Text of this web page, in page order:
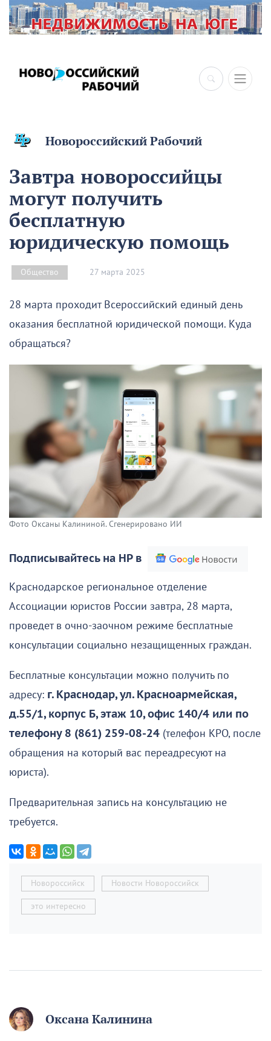
×
Новороссийский Рабочий
Завтра новороссийцы
могут получить
бесплатную
юридическую помощь
Общество 27 марта 2025
28 марта проходит Всероссийский единый день
оказания бесплатной юридической помощи. Куда
обращаться?
Фото Оксаны Калининой. Сгенерировано ИИ
Подписывайтесь на НР в
Краснодарское региональное отделение
Ассоциации юристов России завтра, 28 марта,
проведет в очно-заочном режиме бесплатные
консультации социально незащищенных граждан.
Бесплатные консультации можно получить по
адресу: г. Краснодар, ул. Красноармейская,
д.55/1, корпус Б, этаж 10, офис 140/4 или по
телефону 8 (861) 259-08-24 (телефон КРО, после
обращения на который вас переадресуют на
юриста).
Предварительная запись на консультацию не
требуется.
Новороссийск Новости Новороссийск
это интересно
Оксана Калинина